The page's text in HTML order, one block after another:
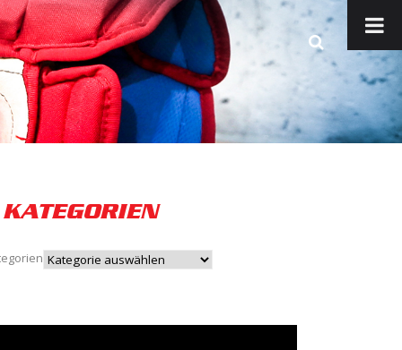
KATEGORIEN